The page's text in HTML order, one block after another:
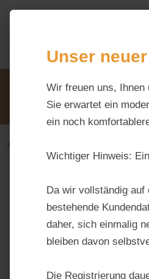
Hauptinhalt springen
Zur Suche springen
Unsere Vorteile
Beratung via
0176 / 99 66
Alles fürs Pferd
Hersteller Preis
Unser
Wir freuen uns, Ihnen
Sie erwartet ein
ein noch
Wichtiger Hinweis:
Da wir vollständig
bestehende
daher, sich einmalig
bleiben davon
Die Registrierung